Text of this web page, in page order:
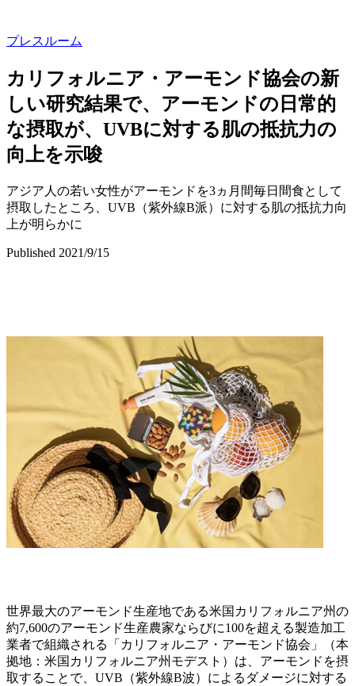
プレスルーム
カリフォルニア・アーモンド協会の新
しい研究結果で、アーモンドの日常的
な摂取が、UVBに対する肌の抵抗力の
向上を示唆
アジア人の若い女性がアーモンドを3ヵ月間毎日間食として
摂取したところ、UVB（紫外線B派）に対する肌の抵抗力向
上が明らかに
Published 2021/9/15
世界最大のアーモンド生産地である米国カリフォルニア州の
約7,600のアーモンド生産農家ならびに100を超える製造加工
業者で組織される「カリフォルニア・アーモンド協会」（本
拠地：米国カリフォルニア州モデスト）は、アーモンドを摂
取することで、UVB（紫外線B波）によるダメージに対する